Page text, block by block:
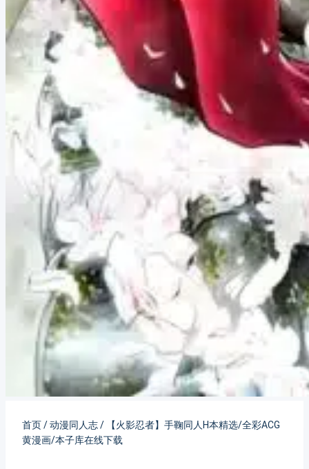
首页/动漫同人志/
【火影忍者】手鞠同人H本精选/全彩ACG
黄漫画/本子库在线下载